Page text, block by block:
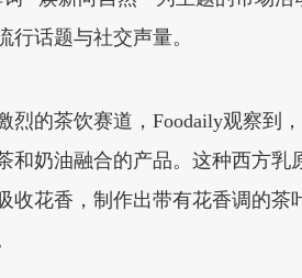
行话题与社交声量。
烈的茶饮赛道，Foodaily观察到
和奶油融合的产品。这种西方
收花香，制作出带有花香调的